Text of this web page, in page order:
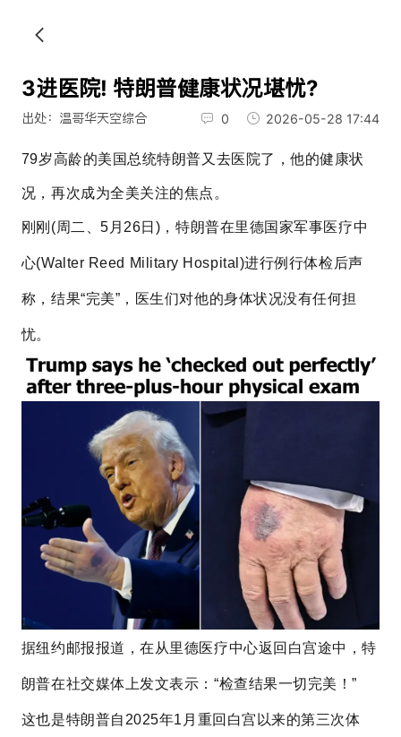
3进医院! 特朗普健康状况堪忧?
出处：温哥华天空综合 0 2026-05-28 17:44
79岁高龄的美国总统特朗普又去医院了，他的健康状
况，再次成为全美关注的焦点。
刚刚(周二、5月26日)，特朗普在里德国家军事医疗中
心(Walter Reed Military Hospital)进行例行体检后声
称，结果“完美”，医生们对他的身体状况没有任何担
忧。
据纽约邮报报道，在从里德医疗中心返回白宫途中，特
朗普在社交媒体上发文表示：“检查结果一切完美！”
这也是特朗普自2025年1月重回白宫以来的第三次体